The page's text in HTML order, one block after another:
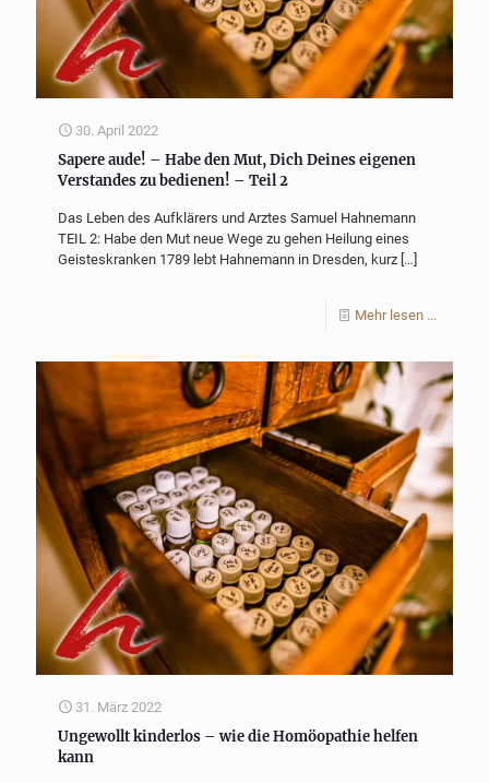
30. April 2022
Sapere aude! – Habe den Mut, Dich Deines eigenen
Verstandes zu bedienen! – Teil 2
Das Leben des Aufklärers und Arztes Samuel Hahnemann
TEIL 2: Habe den Mut neue Wege zu gehen Heilung eines
Geisteskranken 1789 lebt Hahnemann in Dresden, kurz […]
Mehr lesen ...
31. März 2022
Ungewollt kinderlos – wie die Homöopathie helfen
kann